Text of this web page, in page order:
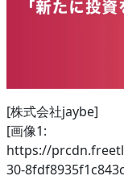
[株式会社jaybe]
[画像1:
https://
30-